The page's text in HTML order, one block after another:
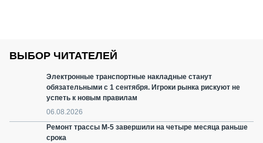
ВЫБОР ЧИТАТЕЛЕЙ
Электронные транспортные накладные станут
обязательными с 1 сентября. Игроки рынка рискуют не
успеть к новым правилам
06.08.2026
Ремонт трассы М-5 завершили на четыре месяца раньше
срока